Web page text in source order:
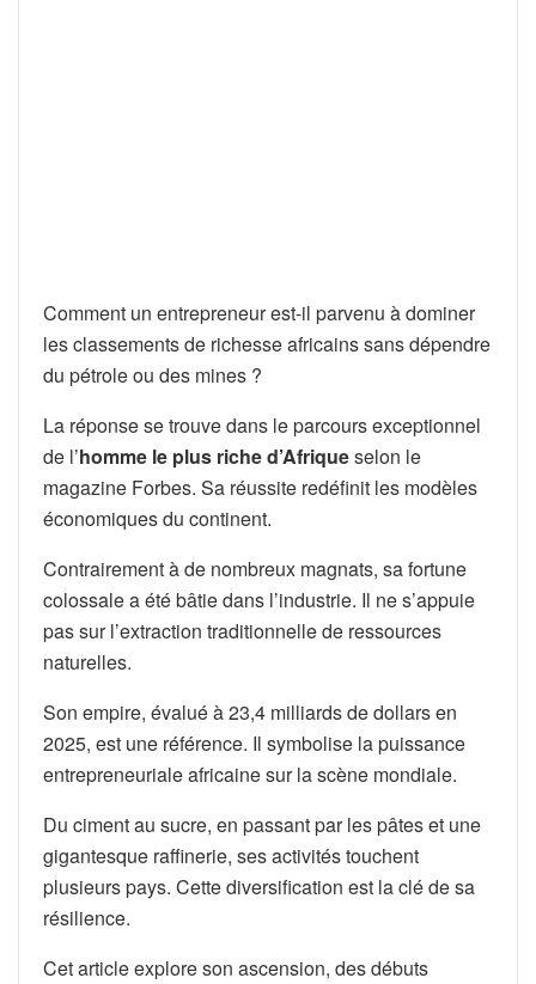
Comment un entrepreneur est-il parvenu à dominer
les classements de richesse africains sans dépendre
du pétrole ou des mines ?
La réponse se trouve dans le parcours exceptionnel
de l’homme le plus riche d’Afriqueselon le
magazine Forbes. Sa réussite redéfinit les modèles
économiques du continent.
Contrairement à de nombreux magnats, sa fortune
colossale a été bâtie dans l’industrie. Il ne s’appuie
pas sur l’extraction traditionnelle de ressources
naturelles.
Son empire, évalué à 23,4 milliards de dollars en
2025, est une référence. Il symbolise la puissance
entrepreneuriale africaine sur la scène mondiale.
Du ciment au sucre, en passant par les pâtes et une
gigantesque raffinerie, ses activités touchent
plusieurs pays. Cette diversification est la clé de sa
résilience.
Cet article explore son ascension, des débuts